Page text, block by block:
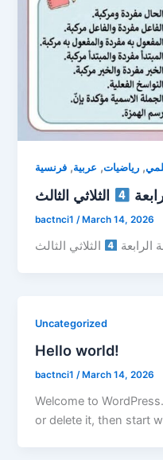
, رياضيات, عربية, فرنسية
الثلاثي الثالث
bactnci1/ March 14, 2026
الرابعة الثلاثي الثالث
Uncategorized
Hello world!
bactnci1/ March 14, 2026
Welcome to
or delete it, then start